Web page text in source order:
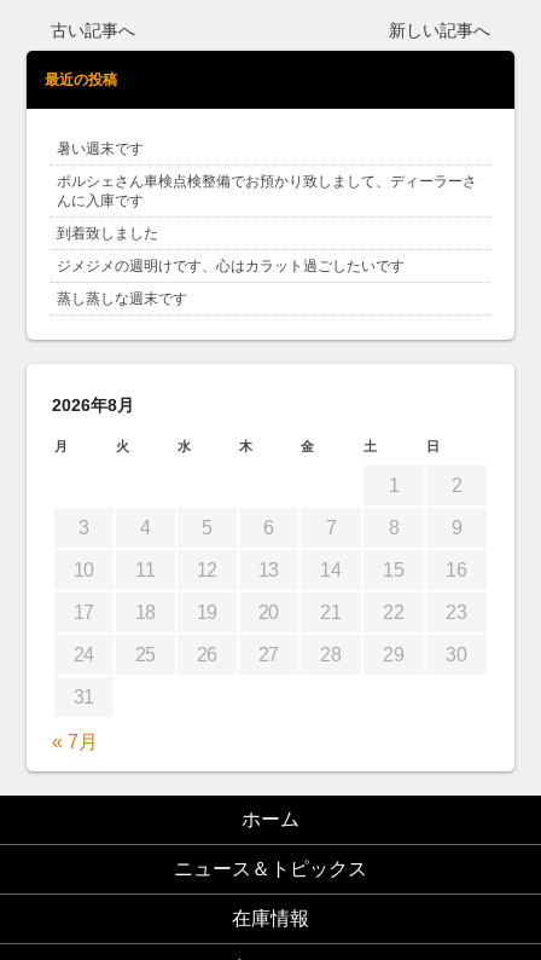
古い記事へ 新しい記事へ
最近の投稿
暑い週末です
ポルシェさん車検点検整備でお預かり致しまして、ディーラーさ
んに入庫です
到着致しました
ジメジメの週明けです、心はカラット過ごしたいです
蒸し蒸しな週末です
2026年8月
月 火 水 木 金 土 日
1 2
3 4 5 6 7 8 9
10 11 12 13 14 15 16
17 18 19 20 21 22 23
24 25 26 27 28 29 30
31
« 7月
ホーム
ニュース＆トピックス
在庫情報